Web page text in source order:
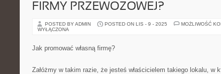
FIRMY PRZEWOZOWEJ?
POSTED BY ADMIN POSTED ON LIS - 9 - 2025
MOŻLIWOŚĆ
WYŁĄCZONA
Jak promować własną firmę?
Załóżmy w takim razie, że jesteś właścicielem takiego lokalu, w